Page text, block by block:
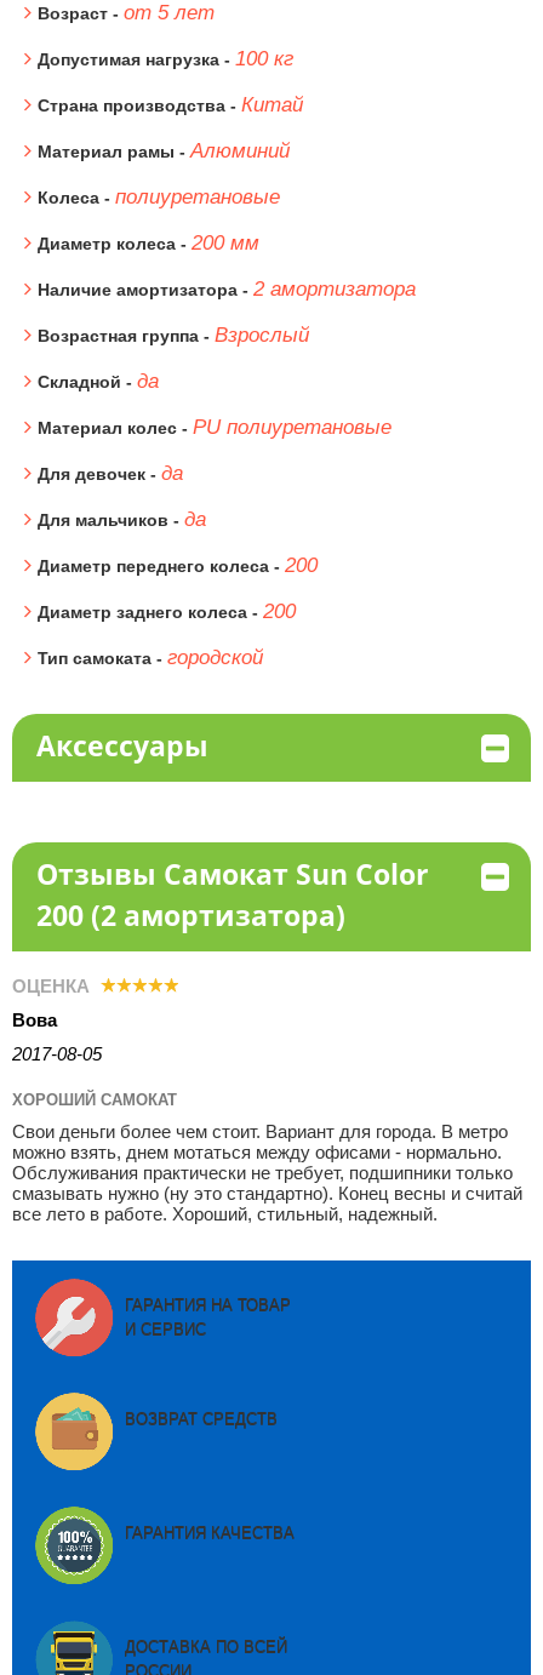
Возраст - от 5 лет
Допустимая нагрузка - 100 кг
Страна производства - Китай
Материал рамы - Алюминий
Колеса - полиуретановые
Диаметр колеса - 200 мм
Наличие амортизатора - 2 амортизатора
Возрастная группа - Взрослый
Складной - да
Материал колес - PU полиуретановые
Для девочек - да
Для мальчиков - да
Диаметр переднего колеса - 200
Диаметр заднего колеса - 200
Тип самоката - городской
Аксессуары
Отзывы Самокат Sun Color
200 (2 амортизатора)
ОЦЕНКА
Вова
2017-08-05
ХОРОШИЙ САМОКАТ
Свои деньги более чем стоит. Вариант для города. В метро
можно взять, днем мотаться между офисами - нормально.
Обслуживания практически не требует, подшипники только
смазывать нужно (ну это стандартно). Конец весны и считай
все лето в работе. Хороший, стильный, надежный.
ГАРАНТИЯ НА ТОВАР
И СЕРВИС
ВОЗВРАТ СРЕДСТВ
ГАРАНТИЯ КАЧЕСТВА
ДОСТАВКА ПО ВСЕЙ
РОССИИ